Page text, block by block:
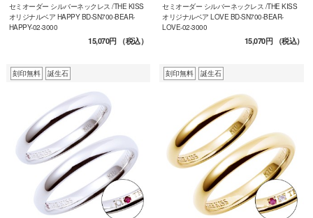
セミオーダー シルバーネックレス /THE KISS
オリジナルベア HAPPY BD-SN700-BEAR-
HAPPY-02-3000
15,070円（税込）
セミオーダー シルバーネックレス /THE KISS
オリジナルベア LOVE BD-SN700-BEAR-
LOVE-02-3000
15,070円（税込）
刻印無料 誕生石 刻印無料 誕生石